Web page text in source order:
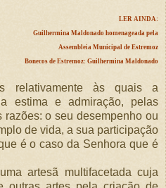
LER AINDA:
Guilhermina Maldonado homenageada pela
Assembleia Municipal de Estremoz
Bonecos de Estremoz: Guilhermina Maldonado
relativamente às quais a
estima e admiração, pelas
o seu desempenho ou
de vida, a sua participação
é o caso da Senhora que é
artesã multifacetada cuja